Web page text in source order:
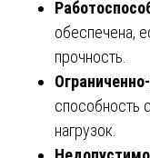
обеспечена,
прочность.
способность
нагрузок.